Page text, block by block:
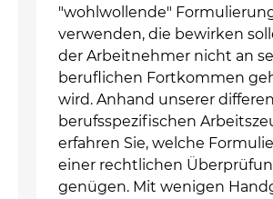
"wohlwollende"
verwenden, die bewirken
der Arbeitnehmer nicht an
beruflichen Fortkommen
wird. Anhand unserer
berufsspezifischen
erfahren Sie, welche
einer rechtlichen
genügen. Mit wenigen